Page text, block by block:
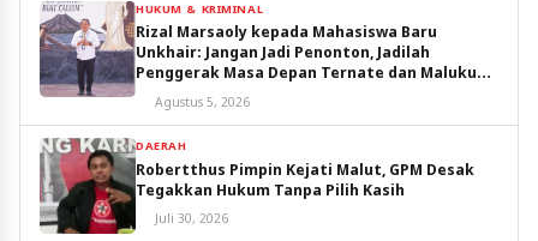
HUKUM & KRIMINAL
Rizal Marsaoly kepada Mahasiswa Baru
Unkhair: Jangan Jadi Penonton, Jadilah
Penggerak Masa Depan Ternate dan Maluku
Utara
Agustus 5, 2026
DAERAH
Robertthus Pimpin Kejati Malut, GPM Desak
Tegakkan Hukum Tanpa Pilih Kasih
Juli 30, 2026